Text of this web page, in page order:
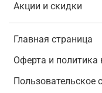
Акции и скидки
Главная страница
Оферта и политика
Пользовательское